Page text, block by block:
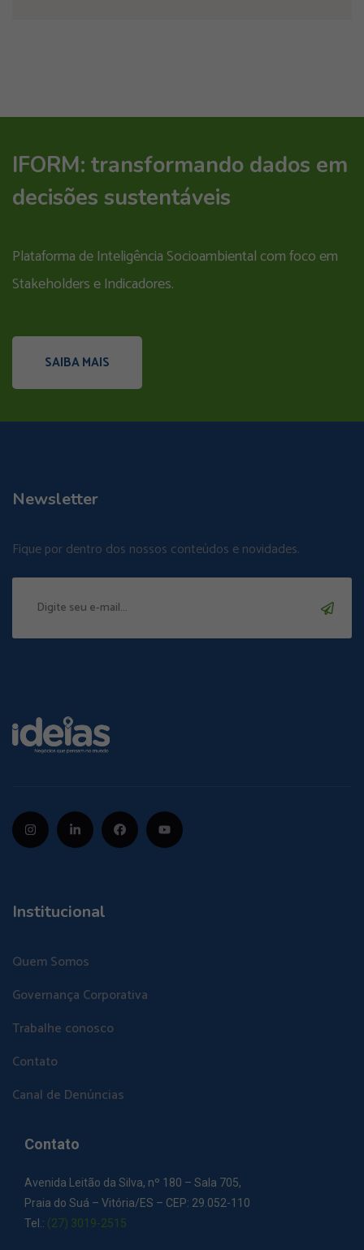
IFORM: transformando dados em
decisões sustentáveis
Plataforma de Inteligência Socioambiental com foco em
Stakeholders e Indicadores.
SAIBA MAIS
Newsletter
Fique por dentro dos nossos conteúdos e novidades.
Institucional
Quem Somos
Governança Corporativa
Trabalhe conosco
Contato
Canal de Denúncias
Contato
Avenida Leitão da Silva, nº 180 – Sala 705,
Praia do Suá – Vitória/ES – CEP: 29.052-110
Tel.: (27) 3019-2515